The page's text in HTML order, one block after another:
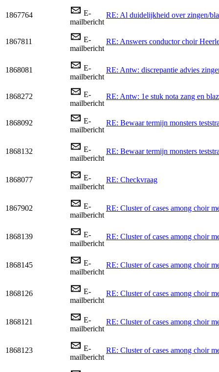
1867764
E-
mailbericht
RE: Al duidelijkheid over zingen/
1867811
E-
mailbericht
RE: Answers conductor choir
1868081
E-
mailbericht
RE: Antw: discrepantie advies
1868272
E-
mailbericht
RE: Antw: 1e stuk nota zang en
1868092
E-
mailbericht
RE: Bewaar termijn monsters
1868132
E-
mailbericht
RE: Bewaar termijn monsters
1868077
E-
mailbericht
RE: Checkvraag
1867902
E-
mailbericht
RE: Cluster of cases among choir
1868139
E-
mailbericht
RE: Cluster of cases among choir
1868145
E-
mailbericht
RE: Cluster of cases among choir
1868126
E-
mailbericht
RE: Cluster of cases among choir
1868121
E-
mailbericht
RE: Cluster of cases among choir
1868123
E-
mailbericht
RE: Cluster of cases among choir